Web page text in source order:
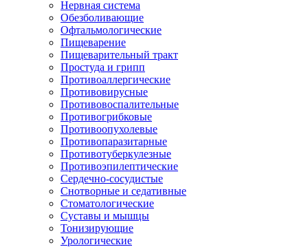
Нервная система
Обезболивающие
Офтальмологические
Пищеварение
Пищеварительный тракт
Простуда и грипп
Противоаллергические
Противовирусные
Противовоспалительные
Противогрибковые
Противоопухолевые
Противопаразитарные
Противотуберкулезные
Противоэпилептические
Сердечно-сосудистые
Снотворные и седативные
Стоматологические
Суставы и мышцы
Тонизирующие
Урологические